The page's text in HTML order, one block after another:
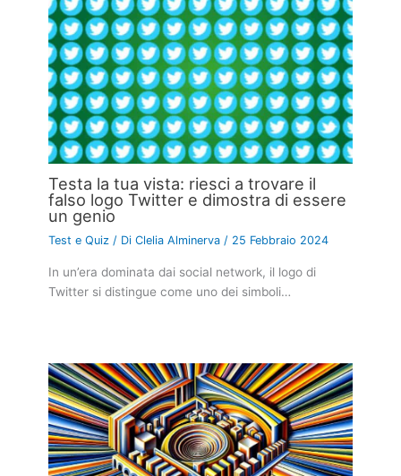
Testa la tua vista: riesci a trovare il
falso logo Twitter e dimostra di essere
un genio
Test e Quiz / DiClelia Alminerva/ 25 Febbraio 2024
In un’era dominata dai social network, il logo di
Twitter si distingue come uno dei simboli…